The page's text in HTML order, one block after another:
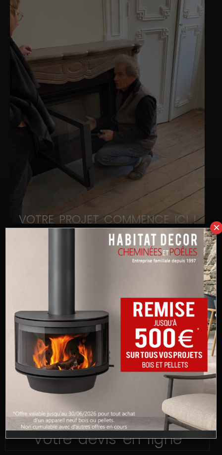
VOTRE PROJET COMMENCE ICI !
Obtenir un devis est une étape clé dans la réalisation d’un
projet. Nous vous proposons ici de demandez votre devis
aiderons à concrétiser votre projet et à faire les bons
choix. Nous vous proposerons les meilleures solutions
tout en nous adaptant à vos envies, vos préférences et
votre budget.
Nous vous contacterons dans un délai de 48h.
Tous nos devis sont gratuits et devront être précédés d’une
visite technique.
Votre devis en ligne
×